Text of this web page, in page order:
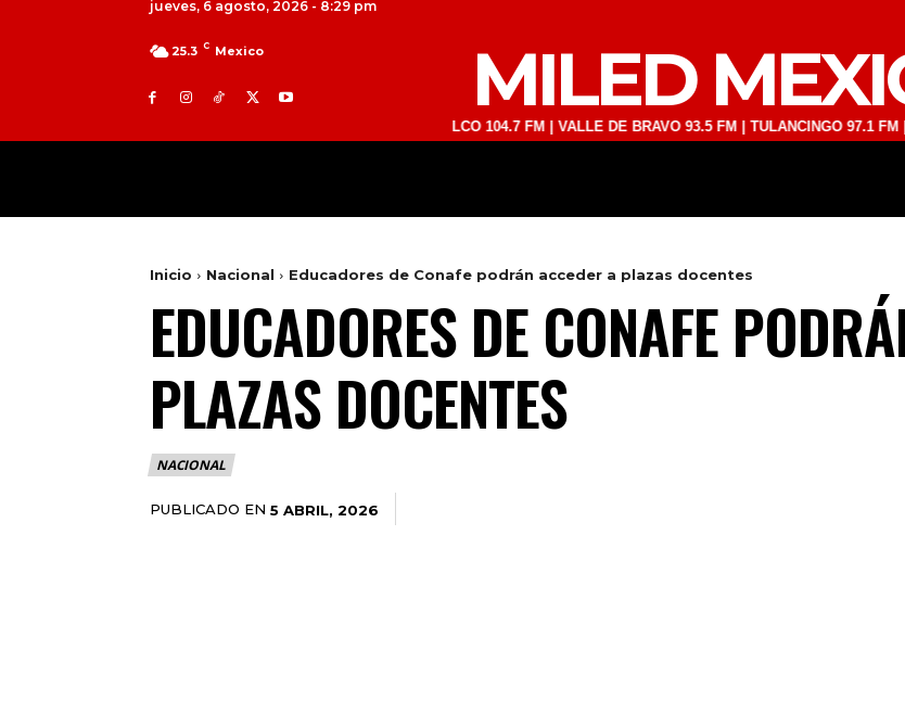
jueves, 6 agosto, 2026 - 8:29 pm
25.3 C Mexico MILED
TOLUCA 98.9 FM | ATLACOMULCO 104.7 FM | VALLE DE BRAVO 93.5 FM | TULANCINGO 97.1 FM |
Inicio Nacional Educadores de Conafe podrán acceder a plazas docentes
EDUCADORES DE CONAFE
PLAZAS DOCENTES
NACIONAL
PUBLICADO EN 5 ABRIL, 2026